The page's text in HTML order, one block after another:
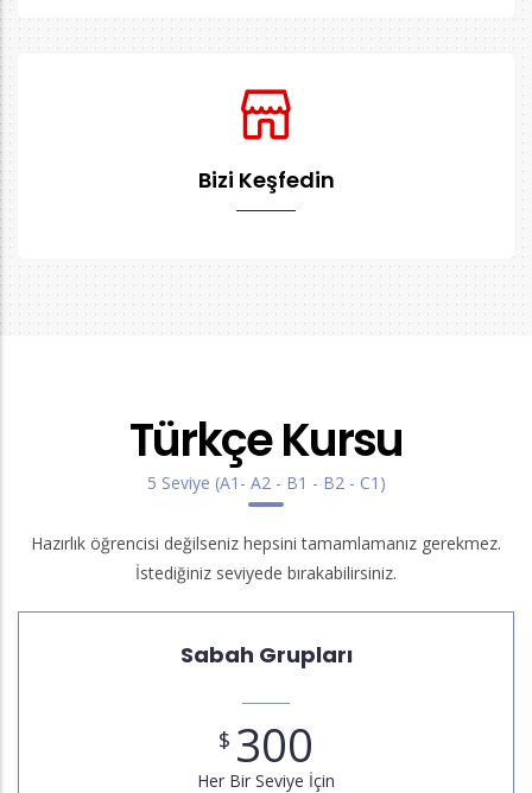
Bizi Keşfedin
Türkçe Kursu
5 Seviye (A1- A2 - B1 - B2 - C1)
Hazırlık öğrencisi değilseniz hepsini tamamlamanız gerekmez.
İstediğiniz seviyede bırakabilirsiniz.
Sabah Grupları
$ 300
Her Bir Seviye İçin